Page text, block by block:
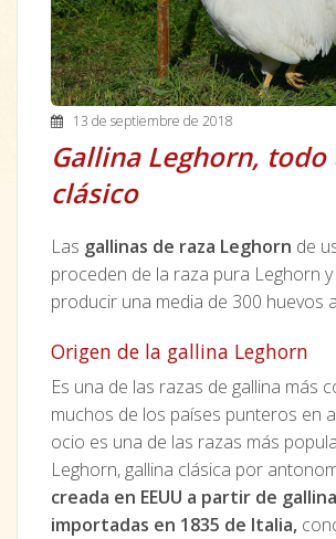
13 de septiembre de 2018
Gallina Leghorn, todo
clásico
Las gallinas de raza Leghorn de
proceden de la raza pura Leghorn
producir una media de 300 huevos
Origen de la gallina Leghorn
Es una de las razas de gallina más
muchos de los países punteros en
ocio es una de las razas más
Leghorn, gallina clásica por
creada en EEUU a partir de
importadas en 1835 de Italia,